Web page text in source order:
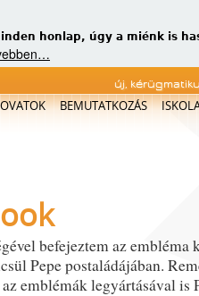
honlap, úgy a miénk is
új,
BEMUTATKOZÁS
befejeztem az embléma
Pepe postaládájában.
emblémák legyártásával is